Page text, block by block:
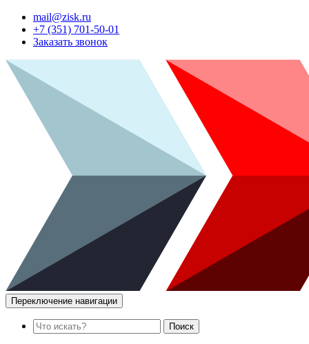
mail@zisk.ru
+7 (351) 701-50-01
Заказать звонок
Переключение навигации
Поиск